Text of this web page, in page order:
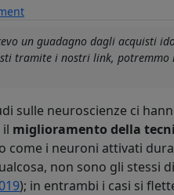
un guadagno dagli acquisti
tramite i nostri link, potremmo
sulle neuroscienze ci
miglioramento della
come i neuroni attivati
non sono gli stessi
); in entrambi i casi si